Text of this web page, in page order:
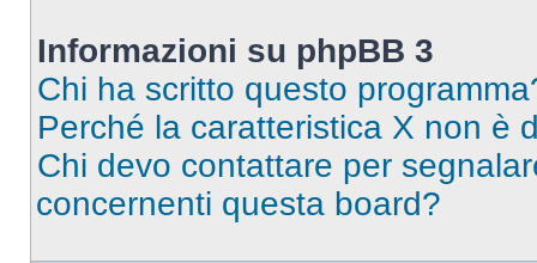
Informazioni su phpBB 3
Chi ha scritto questo
Perché la caratteristica X non è
Chi devo contattare per
concernenti questa board?